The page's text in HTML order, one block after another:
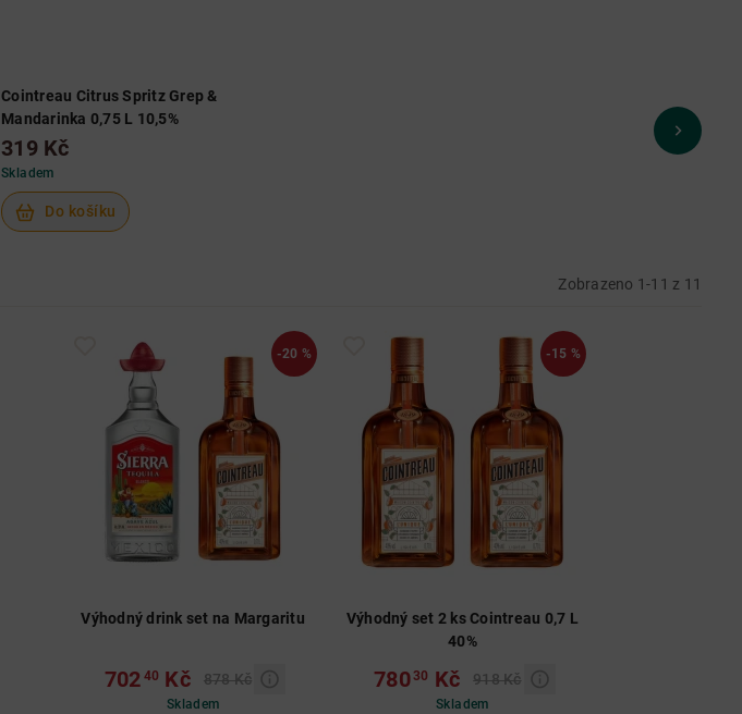
Cointreau Citrus Spritz Grep &
Mandarinka 0,75 L 10,5%
319 Kč
Skladem
Do košíku
Zobrazeno 1-11 z 11
-20 %
Výhodný drink set na Margaritu
702 40 Kč 878 Kč
Skladem
-15 %
Výhodný set 2 ks Cointreau 0,7 L
40%
780 30 Kč 918 Kč
Skladem